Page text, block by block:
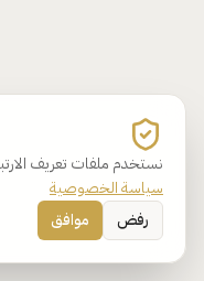
نستخدم ملفات تعريف
سياسة الخصوصية
رفض
موافق